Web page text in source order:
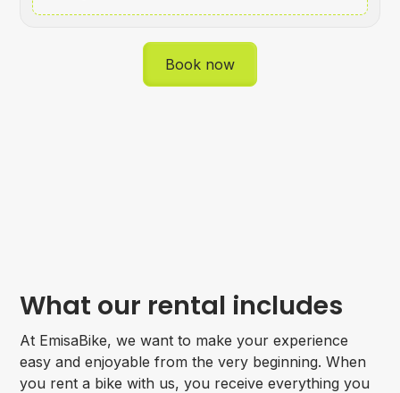
Book now
What our rental includes
At EmisaBike, we want to make your experience
easy and enjoyable from the very beginning. When
you rent a bike with us, you receive everything you